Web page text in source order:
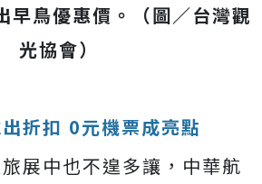
鳥優惠價。（圖／台灣觀
光協會）
折扣 0元機票成亮點
展中也不遑多讓，中華航